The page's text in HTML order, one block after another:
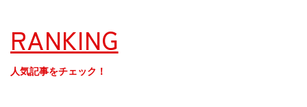
RANKING
人気記事をチェック！